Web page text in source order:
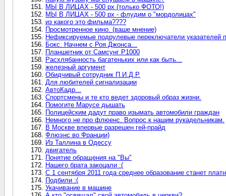
МЫ В ЛИЦАХ - 500 px (только ФОТО!)
МЫ В ЛИЦАХ - 500 px - флудим о "мордолицах"
из какого это фильма????
Просмотренное кино. (ваше мнение)
Нефиксируемые подрулевые переключатели указателей
Бокс. Начнем с Роя Джонса...
Планшетник от Самсунг P1000
Расхлябанность багатеньких или как быть...
железный аргумент
Обидчивый сотрудник П.И.Д.Р.
Для любителей сигнализации
АвтоКадр...
Спортсмены и те кто ведет здоровый образ жизни.
Помогите Марусе дышать
Полицейским дадут право изымать автомобили граждан
Немного не про флюенс. Вопрос к нашим рукадельникам.
В Москве впервые разрешен гей-прайд
Флюэнс во Франции)
Из Таллина в Одессу
двигатель
Понятие обращения на "Вы"
Нашего брата закоцали :(
С 1 сентября 2011 года среднее образование станет
Подбили :(
Укачивание в машине